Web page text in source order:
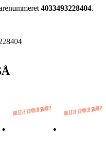
4033493228404.